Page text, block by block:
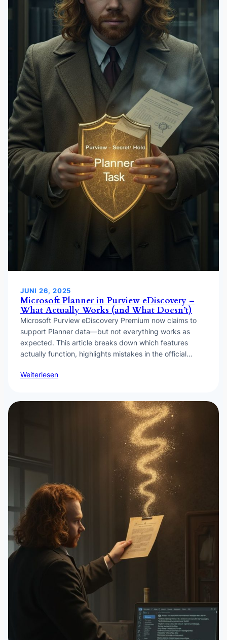
JUNI 26, 2025
Microsoft Planner in Purview eDiscovery –
What Actually Works (and What Doesn’t)
Microsoft Purview eDiscovery Premium now claims to
support Planner data—but not everything works as
expected. This article breaks down which features
actually function, highlights mistakes in the official…
Weiterlesen